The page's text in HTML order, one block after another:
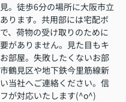
。徒歩6分の場所に大阪市立
ります。共用部には宅配ボ
、荷物の受け取りのために
がありません。見た目もキ
部屋。失敗したくないお部
鶴見区や地下鉄今里筋線新
当社へご連絡ください。信
が対応いたします(^o^)